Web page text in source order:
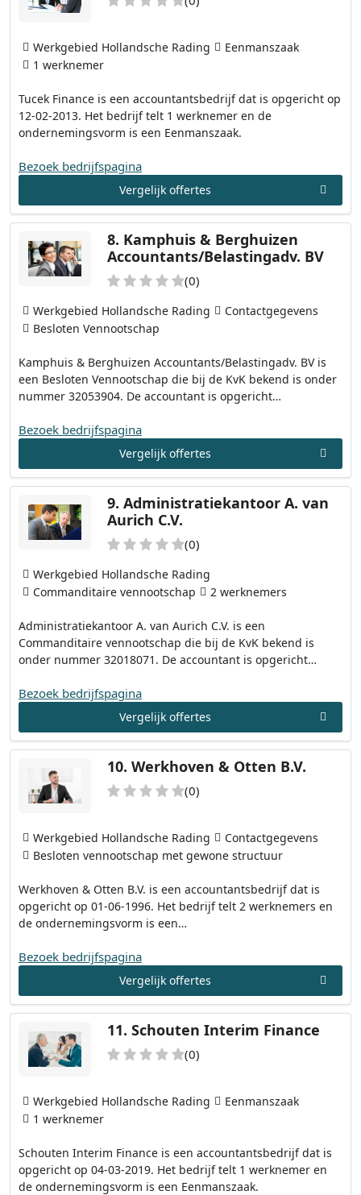
Tucek Finance is een accountantsbedrijf dat is opgericht op
12-02-2013. Het bedrijf telt 1 werknemer en de
ondernemingsvorm is een Eenmanszaak.
Werkgebied Hollandsche Rading
Eenmanszaak
1 werknemer
Bezoek bedrijfspagina
Vergelijk offertes
8. Kamphuis & Berghuizen
Accountants/Belastingadv. BV
(0)
Kamphuis & Berghuizen Accountants/Belastingadv. BV is
een Besloten Vennootschap die bij de KvK bekend is onder
nummer 32053904. De accountant is opgericht…
Werkgebied Hollandsche Rading
Contactgegevens
Besloten Vennootschap
Bezoek bedrijfspagina
Vergelijk offertes
9. Administratiekantoor A. van
Aurich C.V.
(0)
Administratiekantoor A. van Aurich C.V. is een
Commanditaire vennootschap die bij de KvK bekend is
onder nummer 32018071. De accountant is opgericht…
Werkgebied Hollandsche Rading
Commanditaire vennootschap
2 werknemers
Bezoek bedrijfspagina
Vergelijk offertes
10. Werkhoven & Otten B.V.
(0)
Werkhoven & Otten B.V. is een accountantsbedrijf dat is
opgericht op 01-06-1996. Het bedrijf telt 2 werknemers en
de ondernemingsvorm is een…
Werkgebied Hollandsche Rading
Contactgegevens
Besloten vennootschap met gewone structuur
Bezoek bedrijfspagina
Vergelijk offertes
11. Schouten Interim Finance
(0)
Schouten Interim Finance is een accountantsbedrijf dat is
opgericht op 04-03-2019. Het bedrijf telt 1 werknemer en
de ondernemingsvorm is een Eenmanszaak.
Werkgebied Hollandsche Rading
Eenmanszaak
1 werknemer